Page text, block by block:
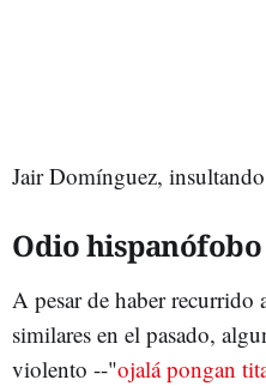
Jair Domínguez,
Odio hispanófobo
A pesar de haber recurrido
similares en el pasado,
violento --"ojalá pongan